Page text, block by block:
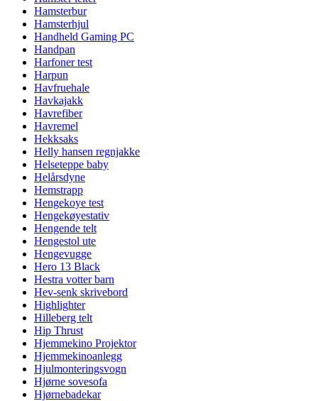
Hamsterbur
Hamsterhjul
Handheld Gaming PC
Handpan
Harfoner test
Harpun
Havfruehale
Havkajakk
Havrefiber
Havremel
Hekksaks
Helly hansen regnjakke
Helseteppe baby
Helårsdyne
Hemstrapp
Hengekoye test
Hengekøyestativ
Hengende telt
Hengestol ute
Hengevugge
Hero 13 Black
Hestra votter barn
Hev-senk skrivebord
Highlighter
Hilleberg telt
Hip Thrust
Hjemmekino Projektor
Hjemmekinoanlegg
Hjulmonteringsvogn
Hjørne sovesofa
Hjørnebadekar